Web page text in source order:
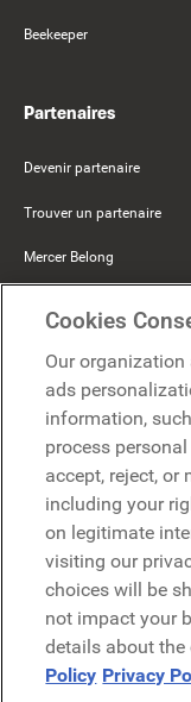
Beekeeper
Partenaires
Devenir partenaire
Trouver un partenaire
Mercer Belong
Demander une démo
Demander une
Contact
Contact
Politique de
Cookies
Our
ads
information,
process
accept, reject, or
including your
on legitimate
visiting our
choices will be
not impact your
details about the
Policy Privacy